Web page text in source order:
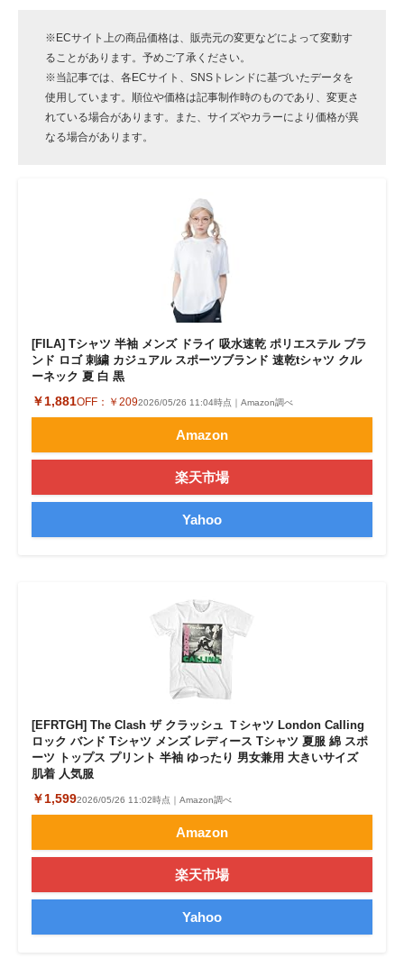
※ECサイト上の商品価格は、販売元の変更などによって変動す
ることがあります。予めご了承ください。
※当記事では、各ECサイト、SNSトレンドに基づいたデータを
使用しています。順位や価格は記事制作時のものであり、変更さ
れている場合があります。また、サイズやカラーにより価格が異
なる場合があります。
[FILA] Tシャツ 半袖 メンズ ドライ 吸水速乾 ポリエステル ブラ
ンド ロゴ 刺繍 カジュアル スポーツブランド 速乾tシャツ クル
ーネック 夏 白 黒
￥1,881OFF： ￥2092026/05/26 11:04時点｜Amazon調べ
Amazon
楽天市場
Yahoo
[EFRTGH] The Clash ザ クラッシュ Ｔシャツ London Calling
ロック バンド Tシャツ メンズ レディース Tシャツ 夏服 綿 スポ
ーツ トップス プリント 半袖 ゆったり 男女兼用 大きいサイズ
肌着 人気服
￥1,5992026/05/26 11:02時点｜Amazon調べ
Amazon
楽天市場
Yahoo